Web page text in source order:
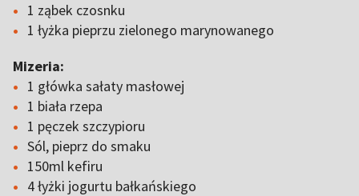
1 ząbek czosnku
1 łyżka pieprzu zielonego marynowanego
Mizeria:
1 główka sałaty masłowej
1 biała rzepa
1 pęczek szczypioru
Sól, pieprz do smaku
150ml kefiru
4 łyżki jogurtu bałkańskiego